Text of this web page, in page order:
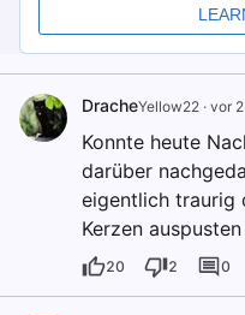
DracheYellow22 · vor
Konnte heute
darüber
eigentlich traurig
Kerzen
20 2 0